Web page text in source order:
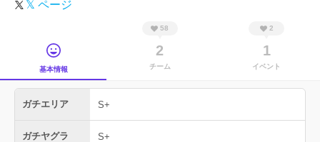
𝕏 ページ
基本情報
58
2
チーム
2
1
イベント
ガチエリア S+
ガチヤグラ S+